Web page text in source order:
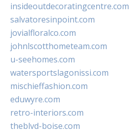
insideoutdecoratingcentre.com
salvatoresinpoint.com
jovialfloralco.com
johnlscotthometeam.com
u-seehomes.com
watersportslagonissi.com
mischieffashion.com
eduwyre.com
retro-interiors.com
theblvd-boise.com